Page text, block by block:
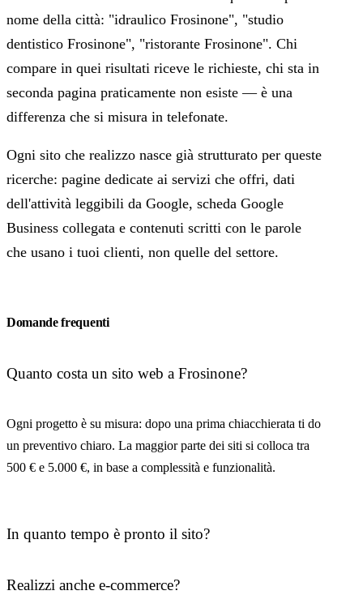
nome della città: "idraulico Frosinone", "studio
dentistico Frosinone", "ristorante Frosinone". Chi
compare in quei risultati riceve le richieste, chi sta in
seconda pagina praticamente non esiste — è una
differenza che si misura in telefonate.
Ogni sito che realizzo nasce già strutturato per queste
ricerche: pagine dedicate ai servizi che offri, dati
dell'attività leggibili da Google, scheda Google
Business collegata e contenuti scritti con le parole
che usano i tuoi clienti, non quelle del settore.
Domande frequenti
Quanto costa un sito web a Frosinone?
Ogni progetto è su misura: dopo una prima chiacchierata ti do
un preventivo chiaro. La maggior parte dei siti si colloca tra
500 € e 5.000 €, in base a complessità e funzionalità.
In quanto tempo è pronto il sito?
Realizzi anche e-commerce?